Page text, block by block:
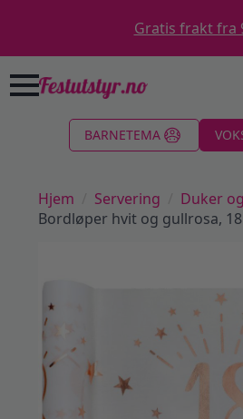
Gratis frakt fra
BARNETEMA
Hjem Servering
Duker
Bordløper hvit og gullrosa,